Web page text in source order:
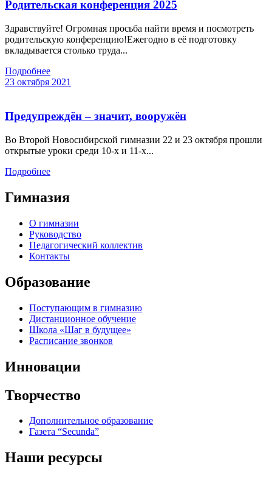
Родительская конференция 2025
Здравствуйте! Огромная просьба найти время и посмотреть
родительскую конференцию!Ежегодно в её подготовку
вкладывается столько труда...
Подробнее
23 октября 2021
Предупреждён – значит, вооружён
Во Второй Новосибирской гимназии 22 и 23 октября прошли
открытые уроки среди 10-х и 11-х...
Подробнее
Гимназия
О гимназии
Руководство
Педагогический коллектив
Контакты
Образование
Поступающим в гимназию
Дистанционное обучение
Школа «Шаг в будущее»
Расписание звонков
Инновации
Творчество
Дополнительное образование
Газета “Secunda”
Наши ресурсы